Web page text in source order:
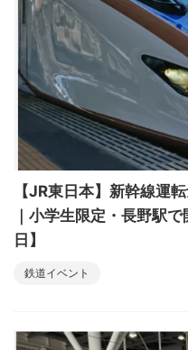
【JR東日本】新幹線運
｜小学生限定・長野駅
日】
鉄道イベント